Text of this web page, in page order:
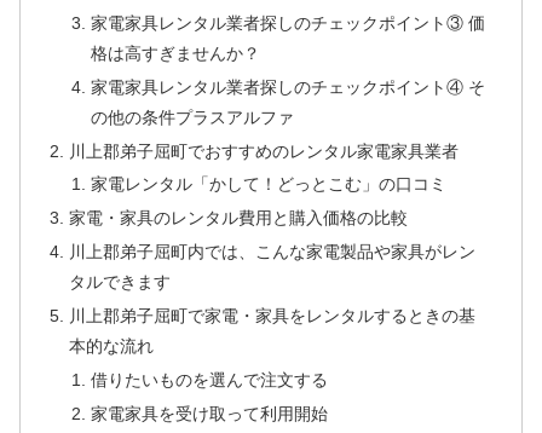
家電家具レンタル業者探しのチェックポイント③ 価
格は高すぎませんか？
家電家具レンタル業者探しのチェックポイント④ そ
の他の条件プラスアルファ
川上郡弟子屈町でおすすめのレンタル家電家具業者
家電レンタル「かして！どっとこむ」の口コミ
家電・家具のレンタル費用と購入価格の比較
川上郡弟子屈町内では、こんな家電製品や家具がレン
タルできます
川上郡弟子屈町で家電・家具をレンタルするときの基
本的な流れ
借りたいものを選んで注文する
家電家具を受け取って利用開始